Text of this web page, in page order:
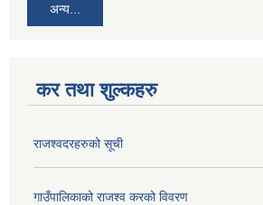
अन्य...
कर तथा शुल्कहरु
राजश्वदरहरुको सूची
गाउँपालिकाको राजश्व करको विवरण